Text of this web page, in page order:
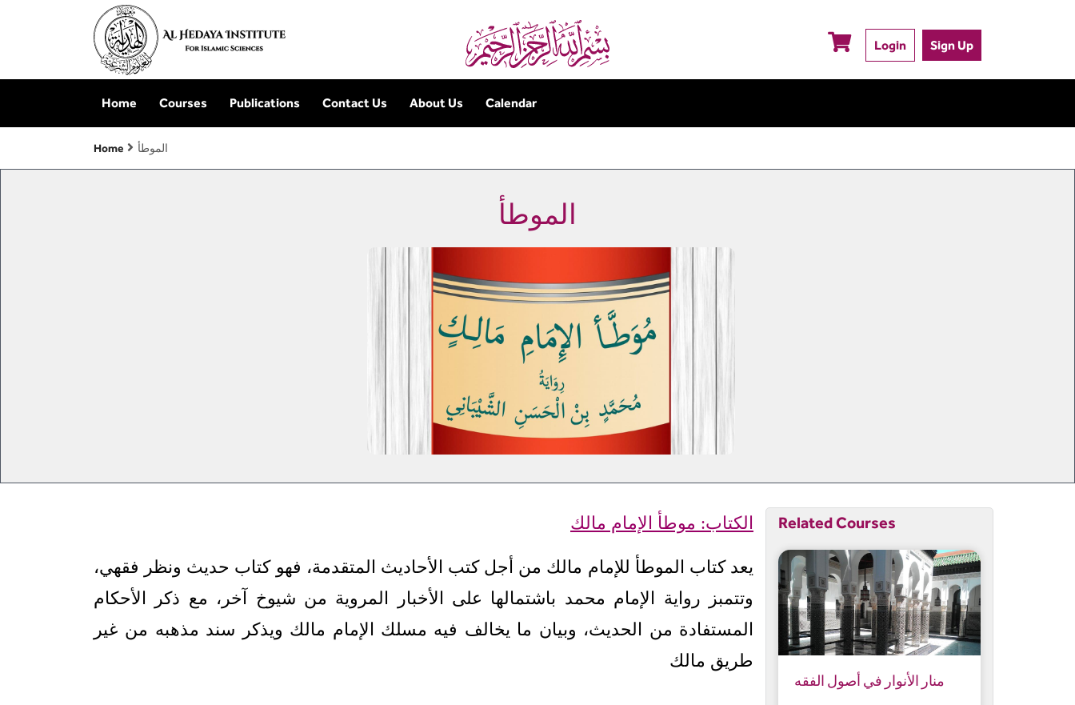
Login Sign Up
Home Courses Publications Contact Us About Us Calendar
Home الموطأ
الموطأ
الكتاب: موطأ الإمام مالك
يعد كتاب الموطأ للإمام مالك من أجل كتب الأحاديث المتقدمة، فهو كتاب حديث ونظر فقهي،
وتتمبز رواية الإمام محمد باشتمالها على الأخبار المروية من شيوخ آخر، مع ذكر الأحكام
المستفادة من الحديث، وبيان ما يخالف فيه مسلك الإمام مالك ويذكر سند مذهبه من غير
طريق مالك
Related Courses
منار الأنوار في أصول الفقه